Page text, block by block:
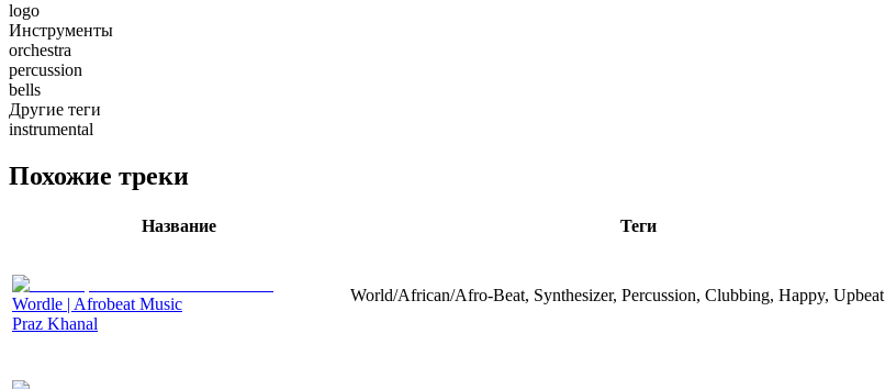
logo
Инструменты
orchestra
percussion
bells
Другие теги
instrumental
Похожие треки
Название Теги
Wordle | Afrobeat Music
Praz Khanal
World/African/Afro-Beat, Synthesizer, Percussion, Clubbing, Happy, Upbeat